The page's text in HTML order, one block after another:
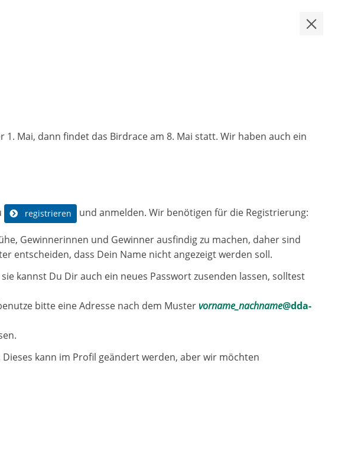
Mai, dann findet das Birdrace am 8. Mai statt. Wir haben auch ein
registrieren und anmelden. Wir benötigen für die Registrierung:
Gewinnerinnen und Gewinner ausfindig zu machen, daher sind
entscheiden, dass Dein Name nicht angezeigt werden soll.
kannst Du Dir auch ein neues Passwort zusenden lassen, solltest
bitte eine Adresse nach dem Mustervorname_nachname@dda-
kann im Profil geändert werden, aber wir möchten